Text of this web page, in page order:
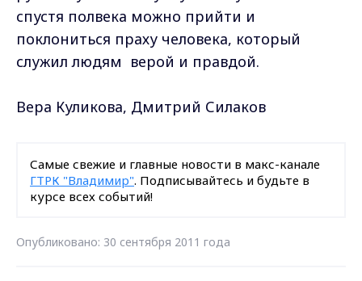
спустя полвека можно прийти и
поклониться праху человека, который
служил людям верой и правдой.
Вера Куликова, Дмитрий Силаков
Самые свежие и главные новости в макс-канале
ГТРК "Владимир". Подписывайтесь и будьте в
курсе всех событий!
Опубликовано: 30 сентября 2011 года